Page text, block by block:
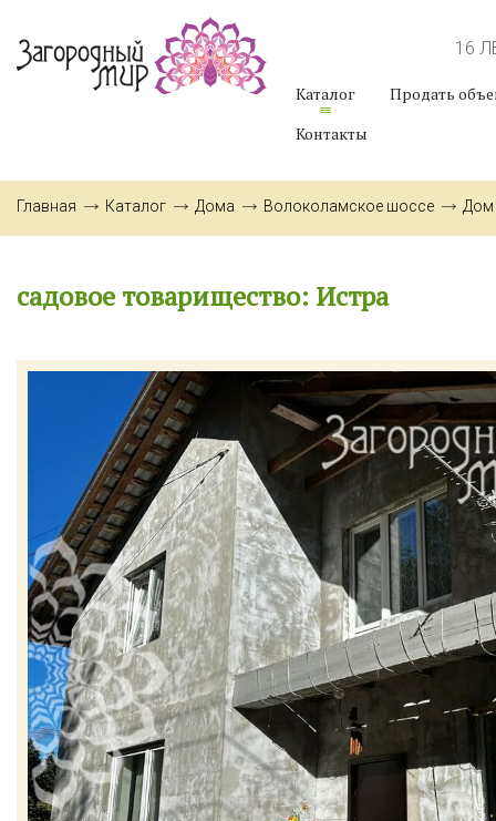
16
Каталог
Продать
Контакты
Главная Каталог Дома Волоколамское шоссе Дом
садовое товарищество: Истра